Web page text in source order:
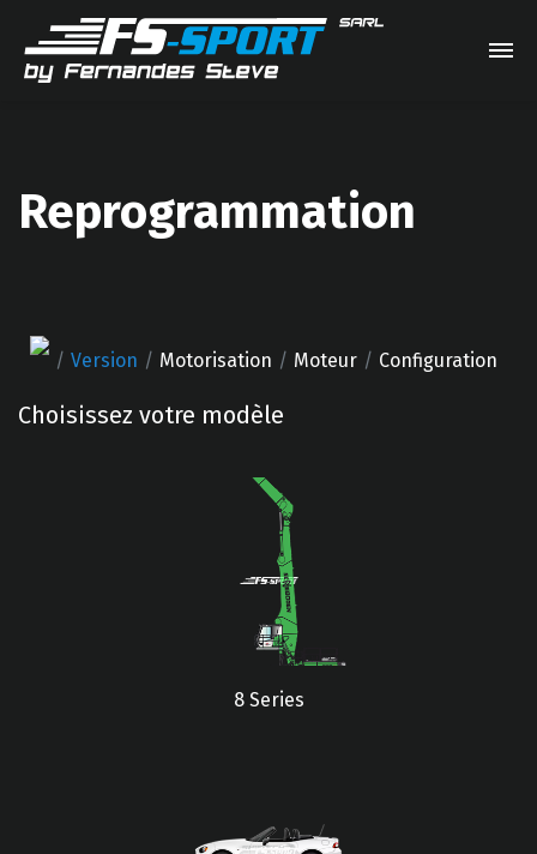
Reprogrammation
Version Motorisation Moteur Configuration
Choisissez votre modèle
8 Series